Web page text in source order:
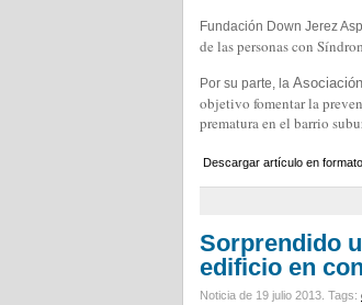
Fundación Down Jerez
de las personas con
Por su parte, la
objetivo fomentar la
prematura en el barrio
Descargar artículo en
Sorprendido
edificio en
Noticia de 19 julio 2013. Tags: